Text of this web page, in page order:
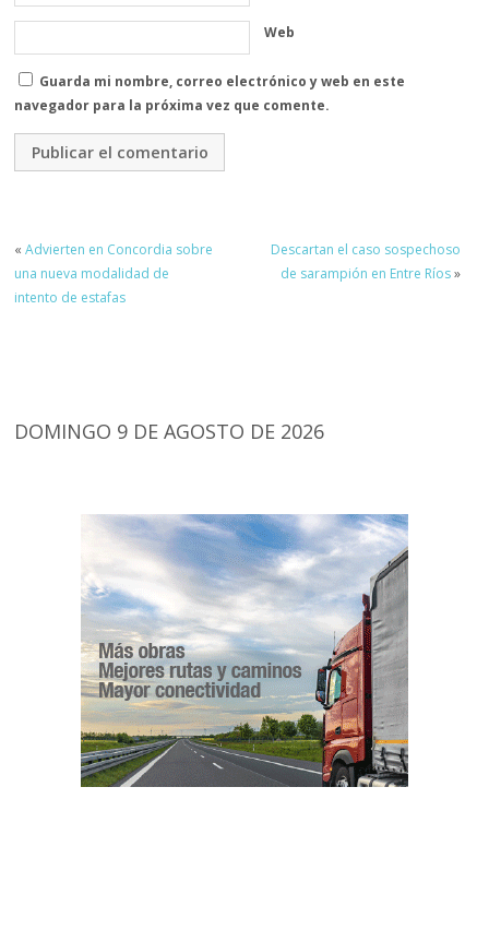
Web
Guarda mi nombre, correo electrónico y web en este
navegador para la próxima vez que comente.
«Advierten en Concordia sobre
una nueva modalidad de
intento de estafas
Descartan el caso sospechoso
de sarampión en Entre Ríos»
DOMINGO 9 DE AGOSTO DE 2026